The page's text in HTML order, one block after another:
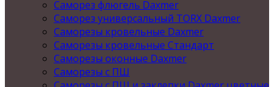
Саморез флюгель Daxmer
Саморез универсальный TORX Daxmer
Саморезы кровельные Daxmer
Саморезы кровельные Стандарт
Саморезы оконные Daxmer
Саморезы с ПШ